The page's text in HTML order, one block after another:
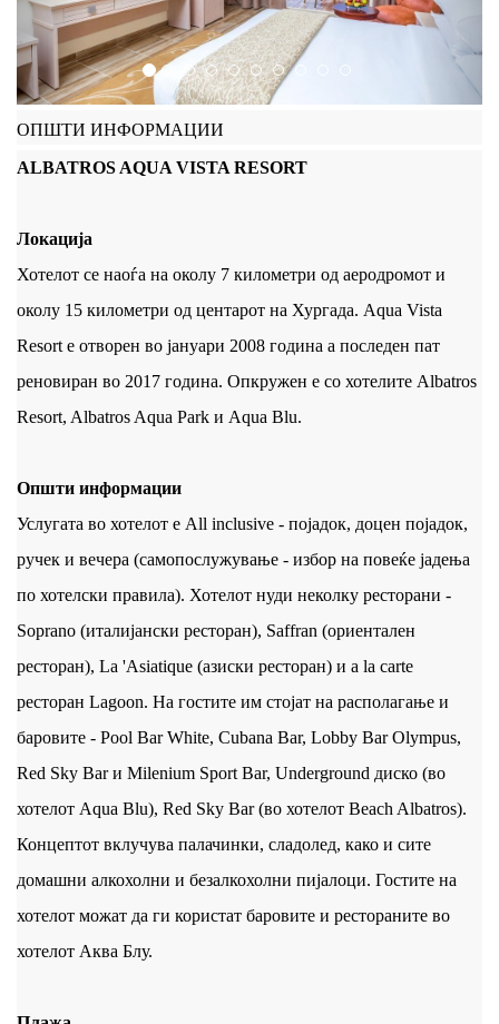
ОПШТИ ИНФОРМАЦИИ
ALBATROS AQUA VISTA RESORT
Локација
Хотелот се наоѓа на околу 7 километри од аеродромот и
околу 15 километри од центарот на Хургада. Aqua Vista
Resort е отворен во јануари 2008 година а последен пат
реновиран во 2017 година. Опкружен е со хотелите Albatros
Resort, Albatros Aqua Park и Aqua Blu.
Општи информации
Услугата во хотелот е All inclusive - појадок, доцен појадок,
ручек и вечера (самопослужување - избор на повеќе јадења
по хотелски правила). Хотелот нуди неколку ресторани -
Soprano (италијански ресторан), Saffran (ориентален
ресторан), La 'Asiatique (азиски ресторан) и a la carte
ресторан Lagoon. На гостите им стојат на располагање и
баровите - Pool Bar White, Cubana Bar, Lobby Bar Olympus,
Red Sky Bar и Milenium Sport Bar, Underground диско (во
хотелот Aqua Blu), Red Sky Bar (во хотелот Beach Albatros).
Концептот вклучува палачинки, сладолед, како и сите
домашни алкохолни и безалкохолни пијалоци. Гостите на
хотелот можат да ги користат баровите и рестораните во
хотелот Аква Блу.